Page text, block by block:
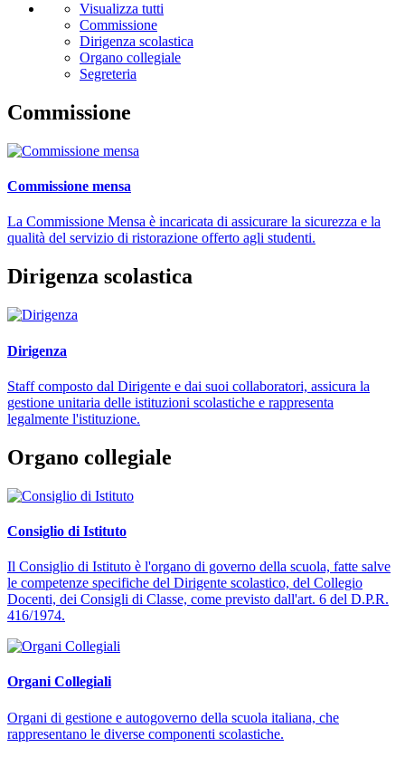
Visualizza tutti
Commissione
Dirigenza scolastica
Organo collegiale
Segreteria
Commissione
Commissione mensa
La Commissione Mensa è incaricata di assicurare la sicurezza e la
qualità del servizio di ristorazione offerto agli studenti.
Dirigenza scolastica
Dirigenza
Staff composto dal Dirigente e dai suoi collaboratori, assicura la
gestione unitaria delle istituzioni scolastiche e rappresenta
legalmente l'istituzione.
Organo collegiale
Consiglio di Istituto
Il Consiglio di Istituto è l'organo di governo della scuola, fatte salve
le competenze specifiche del Dirigente scolastico, del Collegio
Docenti, dei Consigli di Classe, come previsto dall'art. 6 del D.P.R.
416/1974.
Organi Collegiali
Organi di gestione e autogoverno della scuola italiana, che
rappresentano le diverse componenti scolastiche.